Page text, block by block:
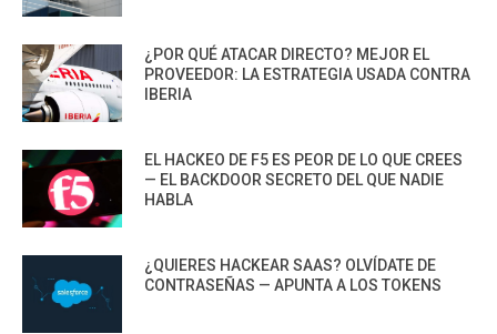
¿POR QUÉ ATACAR DIRECTO? MEJOR EL
PROVEEDOR: LA ESTRATEGIA USADA CONTRA
IBERIA
EL HACKEO DE F5 ES PEOR DE LO QUE CREES
— EL BACKDOOR SECRETO DEL QUE NADIE
HABLA
¿QUIERES HACKEAR SAAS? OLVÍDATE DE
CONTRASEÑAS — APUNTA A LOS TOKENS